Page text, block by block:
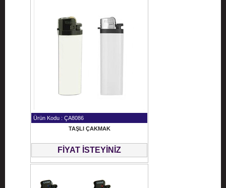
Ürün Kodu : ÇA8086
TAŞLI ÇAKMAK
FİYAT İSTEYİNİZ